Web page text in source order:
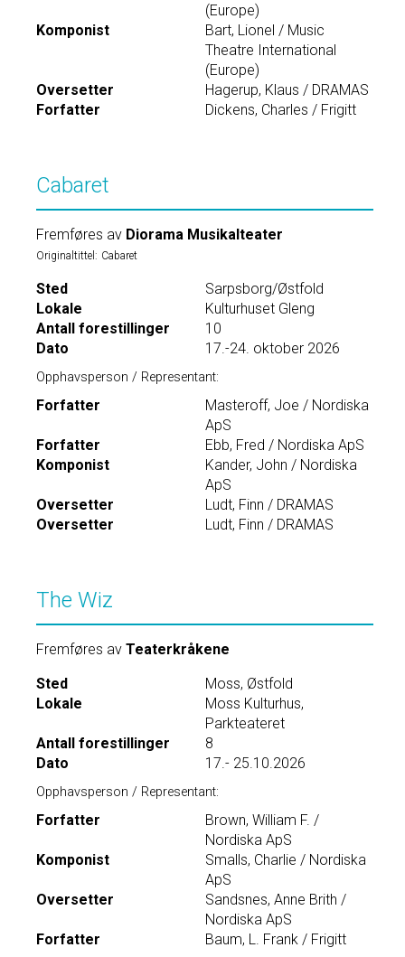
(Europe)
Komponist
Bart, Lionel / Music
Theatre International
(Europe)
Oversetter
Hagerup, Klaus / DRAMAS
Forfatter
Dickens, Charles / Frigitt
Cabaret
Fremføres av Diorama Musikalteater
Originaltittel: Cabaret
Sted
Sarpsborg/Østfold
Lokale
Kulturhuset Gleng
Antall forestillinger
10
Dato
17.-24. oktober 2026
Opphavsperson / Representant:
Forfatter
Masteroff, Joe / Nordiska
ApS
Forfatter
Ebb, Fred / Nordiska ApS
Komponist
Kander, John / Nordiska
ApS
Oversetter
Ludt, Finn / DRAMAS
Oversetter
Ludt, Finn / DRAMAS
The Wiz
Fremføres av Teaterkråkene
Sted
Moss, Østfold
Lokale
Moss Kulturhus,
Parkteateret
Antall forestillinger
8
Dato
17.- 25.10.2026
Opphavsperson / Representant:
Forfatter
Brown, William F. /
Nordiska ApS
Komponist
Smalls, Charlie / Nordiska
ApS
Oversetter
Sandsnes, Anne Brith /
Nordiska ApS
Forfatter
Baum, L. Frank / Frigitt